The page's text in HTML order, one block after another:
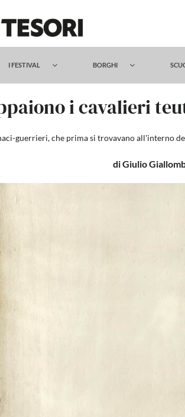
I FESTIVAL BORGHI
i cavalieri
guerrieri, che prima si trovavano all'interno
di Giulio